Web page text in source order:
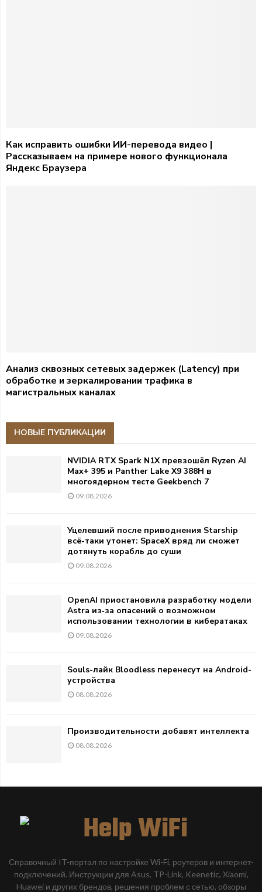
Как исправить ошибки ИИ-перевода видео |
Рассказываем на примере нового функционала
Яндекс Браузера
Анализ сквозных сетевых задержек (Latency) при
обработке и зеркалировании трафика в
магистральных каналах
НОВЫЕ ПУБЛИКАЦИИ
NVIDIA RTX Spark N1X превзошёл Ryzen AI
Max+ 395 и Panther Lake X9 388H в
многоядерном тесте Geekbench 7
09.08.2026
Уцелевший после приводнения Starship
всё-таки утонет: SpaceX вряд ли сможет
дотянуть корабль до суши
09.08.2026
OpenAI приостановила разработку модели
Astra из‑за опасений о возможном
использовании технологии в кибератаках
09.08.2026
Souls-лайк Bloodless перенесут на Android-
устройства
08.08.2026
Производительности добавят интеллекта
08.08.2026
Справочный IT-портал по настройке Wi-Fi, роутеров и интернет-
подключений. Инструкции для Asus, TP-Link, Keenetic, Xiaomi,
Huawei и других брендов, решения проблем с сетью, обзоры